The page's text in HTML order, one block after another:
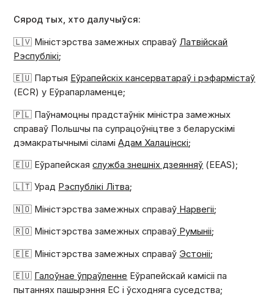
Сярод тых, хто далучыўся:
🇱🇻 Міністэрства замежных справаў Латвійскай
Рэспублікі;
🇪🇺 Партыя Еўрапейскіх кансерватараў і рэфармістаў
(ECR) у Еўрапарламенце;
🇵🇱 Паўнамоцны прадстаўнік міністра замежных
справаў Польшчы па супрацоўніцтве з беларускімі
дэмакратычнымі сіламіАдам Халацінскі;
🇪🇺 Еўрапейскаяслужба знешніх дзеянняў (EEAS);
🇱🇹 Урад Рэспублікі Літва;
🇳🇴 Міністэрства замежных справаў Нарвегіі;
🇷🇴 Міністэрства замежных справаў Румыніі;
🇪🇪 Міністэрства замежных справаў Эстоніі;
🇪🇺 Галоўнае ўпраўленне Еўрапейскай камісіі па
пытаннях пашырэння ЕС і ўсходняга суседства;